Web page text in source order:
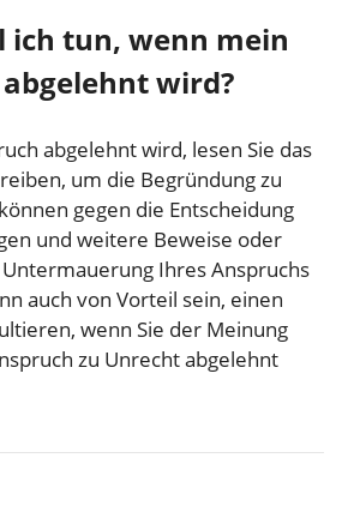
ich tun, wenn mein
wird?
abgelehnt wird, lesen Sie das
um die Begründung zu
gegen die Entscheidung
und weitere Beweise oder
Ihres Anspruchs
auch von Vorteil sein, einen
wenn Sie der Meinung
zu Unrecht abgelehnt